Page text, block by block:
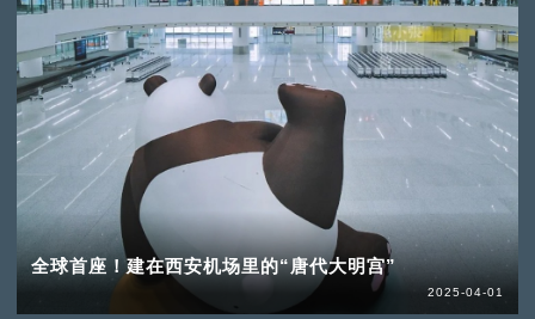
全球首座！建在西安机场里的“唐代大明宫”
2025-04-01